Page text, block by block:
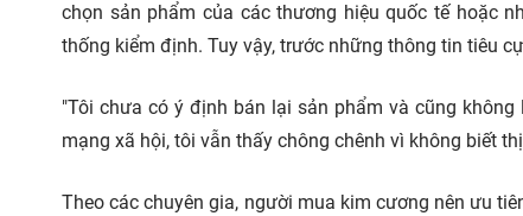
chọn sản phẩm của các thương hiệu quốc tế hoặc
thống kiểm định. Tuy vậy, trước những thông tin tiêu
"Tôi chưa có ý định bán lại sản phẩm và cũng
mạng xã hội, tôi vẫn thấy chông chênh vì không biết
Theo các chuyên gia, người mua kim cương nên ưu